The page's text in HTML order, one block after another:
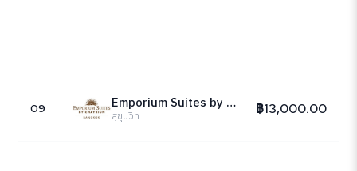
09 Emporium Suites by Chatrium
สุขุมวิท ฿13,000.00